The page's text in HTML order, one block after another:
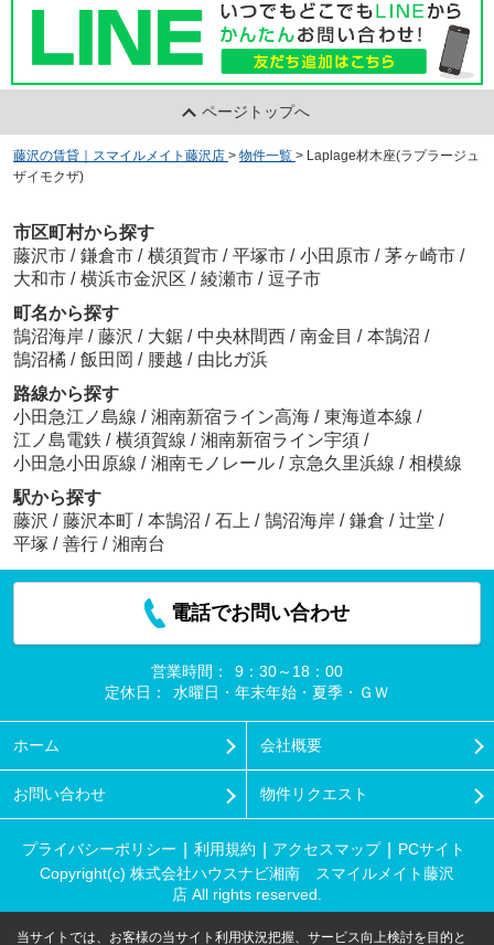
ページトップへ
藤沢の賃貸｜スマイルメイト藤沢店 > 物件一覧 > Laplage材木座(ラプラージュ
ザイモクザ)
市区町村から探す
藤沢市 / 鎌倉市 / 横須賀市 / 平塚市 / 小田原市 / 茅ヶ崎市 /
大和市 / 横浜市金沢区 / 綾瀬市 / 逗子市
町名から探す
鵠沼海岸 / 藤沢 / 大鋸 / 中央林間西 / 南金目 / 本鵠沼 /
鵠沼橘 / 飯田岡 / 腰越 / 由比ガ浜
路線から探す
小田急江ノ島線 / 湘南新宿ライン高海 / 東海道本線 /
江ノ島電鉄 / 横須賀線 / 湘南新宿ライン宇須 /
小田急小田原線 / 湘南モノレール / 京急久里浜線 / 相模線
駅から探す
藤沢 / 藤沢本町 / 本鵠沼 / 石上 / 鵠沼海岸 / 鎌倉 / 辻堂 /
平塚 / 善行 / 湘南台
電話でお問い合わせ
営業時間：
9：30～18：00
定休日：
水曜日・年末年始・夏季・ＧＷ
ホーム 会社概要
お問い合わせ 物件リクエスト
プライバシーポリシー 利用規約 アクセスマップ
PCサイト
Copyright(c) 株式会社ハウスナビ湘南 スマイルメイト藤沢
店 All rights reserved.
当サイトでは、お客様の当サイト利用状況把握、サービス向上検討を目的と